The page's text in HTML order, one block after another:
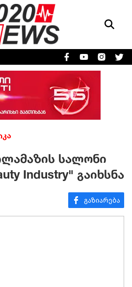
სალონი
Industry" გაიხსნა